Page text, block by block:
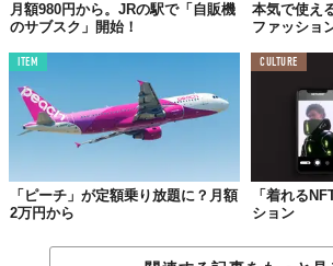
月額980円から。JRの駅で「自販機
のサブスク」開始！
本気で使え
ファッショ
ITEM
「ピーチ」が定額乗り放題に？月額
2万円から
CULTURE
「着れる
ション